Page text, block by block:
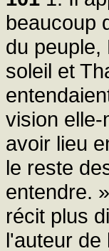
beaucoup
du peuple,
soleil et
vision
avoir lieu
le reste
entendre.
récit plus
l'auteur de